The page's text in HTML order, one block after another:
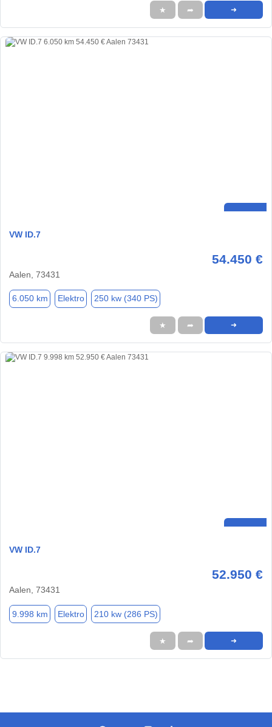
★ ➦ ➜
VW ID.7
54.450 €
Aalen, 73431
6.050 km Elektro 250 kw (340 PS)
★ ➦ ➜
VW ID.7
52.950 €
Aalen, 73431
9.998 km Elektro 210 kw (286 PS)
★ ➦ ➜